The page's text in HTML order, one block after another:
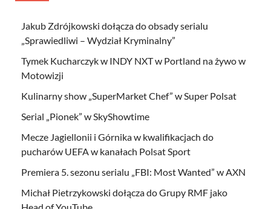
Jakub Zdrójkowski dołącza do obsady serialu
„Sprawiedliwi – Wydział Kryminalny”
Tymek Kucharczyk w INDY NXT w Portland na żywo w
Motowizji
Kulinarny show „SuperMarket Chef” w Super Polsat
Serial „Pionek” w SkyShowtime
Mecze Jagiellonii i Górnika w kwalifikacjach do
pucharów UEFA w kanałach Polsat Sport
Premiera 5. sezonu serialu „FBI: Most Wanted” w AXN
Michał Pietrzykowski dołącza do Grupy RMF jako
Head of YouTube